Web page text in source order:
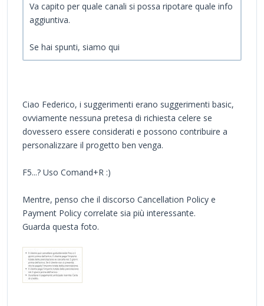
Va capito per quale canali si possa ripotare quale info
aggiuntiva.
Se hai spunti, siamo qui
Ciao Federico, i suggerimenti erano suggerimenti basic,
ovviamente nessuna pretesa di richiesta celere se
dovessero essere considerati e possono contribuire a
personalizzare il progetto ben venga.
F5...? Uso Comand+R :)
Mentre, penso che il discorso Cancellation Policy e
Payment Policy correlate sia più interessante.
Guarda questa foto.